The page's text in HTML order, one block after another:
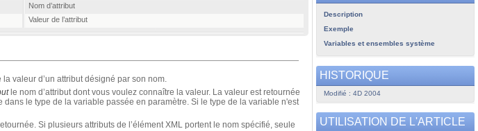
Nom d’attribut
Valeur de l’attribut
valeur d’un attribut désigné par son nom.
le nom d’attribut dont vous voulez connaître la valeur. La valeur est retournée
le type de la variable passée en paramètre. Si le type de la variable n'est
Si plusieurs attributs de l’élément XML portent le nom spécifié, seule
Description
Exemple
Variables et ensembles système
HISTORIQUE
Modifié : 4D 2004
UTILISATION DE L'ARTICLE